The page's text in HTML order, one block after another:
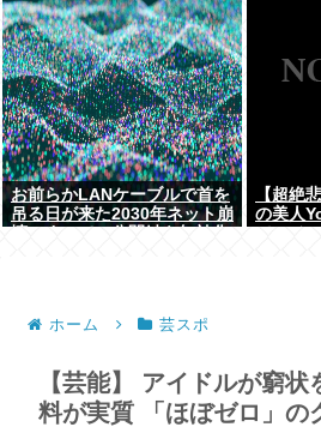
お前らかLANケーブルで首を
吊る日が来た2030年ネット崩
【超絶
の美人
ホーム 芸スポ
【芸能】 アイドルが窮
料が実質 「ほぼゼロ」の